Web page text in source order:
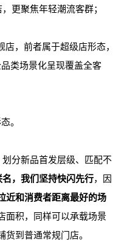
更聚焦年轻潮流客群；
，前者属于超级店形态，
类场景化呈现覆盖全客
。
分新品首发层级、匹配不
，我们坚持快闪先行，因
近和消费者距离最好的场
面积，同样可以承载场景
到普通常规门店。